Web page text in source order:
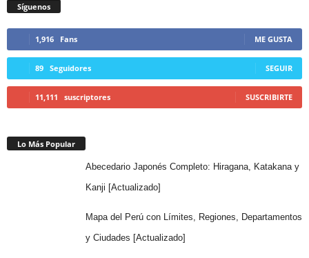
Síguenos
1,916 Fans ME GUSTA
89 Seguidores SEGUIR
11,111 suscriptores SUSCRIBIRTE
Lo Más Popular
Abecedario Japonés Completo: Hiragana, Katakana y
Kanji [Actualizado]
Mapa del Perú con Límites, Regiones, Departamentos
y Ciudades [Actualizado]